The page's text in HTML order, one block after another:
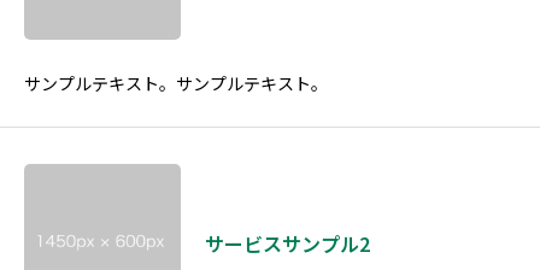
サンプルテキスト。サンプルテキスト。
サービスサンプル2